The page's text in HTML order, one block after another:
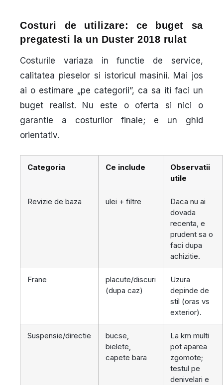
Costuri de utilizare: ce buget sa
pregatesti la un Duster 2018 rulat
Costurile variaza in functie de service,
calitatea pieselor si istoricul masinii. Mai jos
ai o estimare „pe categorii”, ca sa iti faci un
buget realist. Nu este o oferta si nici o
garantie a costurilor finale; e un ghid
orientativ.
Categoria Ce include
Observatii
utile
Revizie de baza ulei + filtre
Daca nu ai
dovada
recenta, e
prudent sa o
faci dupa
achizitie.
Frane
placute/discuri
(dupa caz)
Uzura
depinde de
stil (oras vs
exterior).
Suspensie/directie
bucse,
bielete,
capete bara
La km multi
pot aparea
zgomote;
testul pe
denivelari e